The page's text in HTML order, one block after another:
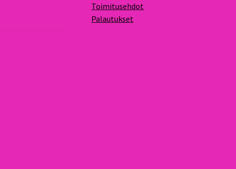
Toimitusehdot
Palautukset